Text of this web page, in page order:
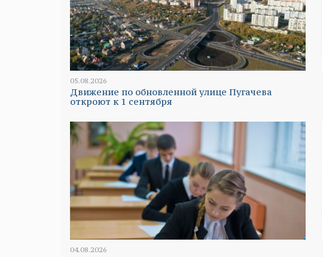
05.08.2026
Движение по обновленной улице Пугачева
откроют к 1 сентября
04.08.2026